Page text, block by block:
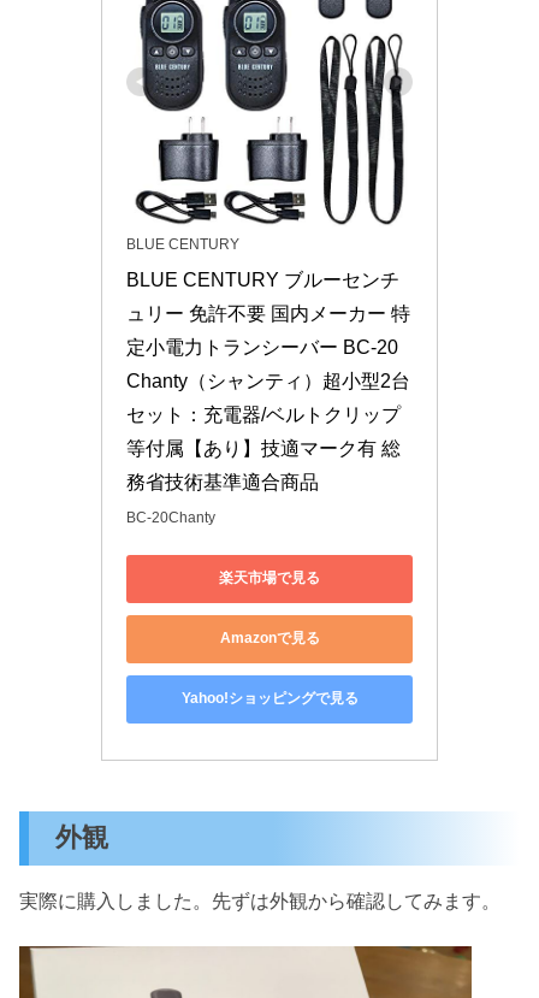
BLUE CENTURY
BLUE CENTURY ブルーセンチ
ュリー 免許不要 国内メーカー 特
定小電力トランシーバー BC-20
Chanty（シャンティ）超小型2台
セット：充電器/ベルトクリップ
等付属【あり】技適マーク有 総
務省技術基準適合商品
BC-20Chanty
楽天市場で見る
Amazonで見る
Yahoo!ショッピングで見る
外観
実際に購入しました。先ずは外観から確認してみます。